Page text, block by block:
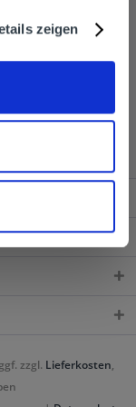
zeigen
geliefert
zzgl. Lieferkosten,